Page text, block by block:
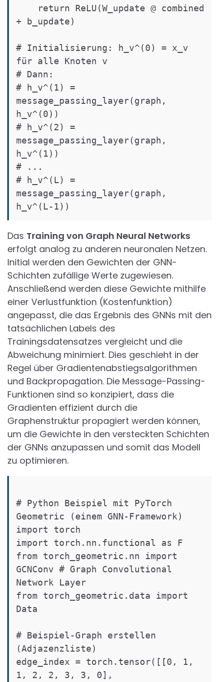
+ b_update)
# Initialisierung: h_v^(0) = x_v
für alle Knoten v
# Dann:
# h_v^(1) =
message_passing_layer(graph,
h_v^(0))
# h_v^(2) =
message_passing_layer(graph,
h_v^(1))
# ...
# h_v^(L) =
message_passing_layer(graph,
Das Training von Graph Neural Networks
erfolgt analog zu anderen neuronalen Netzen.
Initial werden den Gewichten der GNN-
Schichten zufällige Werte zugewiesen.
Anschließend werden diese Gewichte mithilfe
einer Verlustfunktion (Kostenfunktion)
angepasst, die das Ergebnis des GNNs mit den
tatsächlichen Labels des
Trainingsdatensatzes vergleicht und die
Abweichung minimiert. Dies geschieht in der
Regel über Gradientenabstiegsalgorithmen
und Backpropagation. Die Message-Passing-
Funktionen sind so konzipiert, dass die
Gradienten effizient durch die
Graphenstruktur propagiert werden können,
um die Gewichte in den versteckten Schichten
der GNNs anzupassen und somit das Modell
zu optimieren.
# Python Beispiel mit PyTorch
Geometric (einem GNN-Framework)
import torch
import torch.nn.functional as F
from torch_geometric.nn import
GCNConv # Graph Convolutional
Network Layer
from torch_geometric.data import
Data
# Beispiel-Graph erstellen
(Adjazenzliste)
edge_index = torch.tensor([[0, 1,
1, 2, 2, 3, 3, 0],